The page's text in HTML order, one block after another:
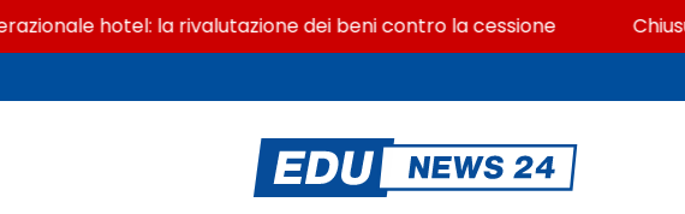
hotel: la rivalutazione dei beni contro la cessione Chiusura